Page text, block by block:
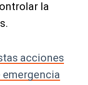
la
acciones
emergencia